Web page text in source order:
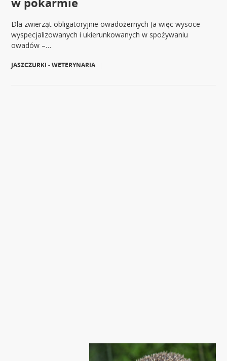
Dla zwierząt obligatoryjnie owadożernych (a więc wysoce
wyspecjalizowanych i ukierunkowanych w spożywaniu
owadów –…
JASZCZURKI - WETERYNARIA